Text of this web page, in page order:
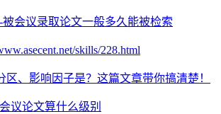
被会议录取论文一般多久能被检索
skills/228.html
区、影响因子是？这篇文章带你搞清楚！
议论文算什么级别